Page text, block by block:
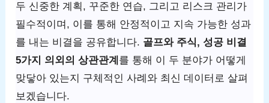
두 신중한 계획, 꾸준한 연습, 그리고 리스크 관리가
필수적이며, 이를 통해 안정적이고 지속 가능한 성과
를 내는 비결을 공유합니다. 골프와 주식, 성공 비결
5가지 의외의 상관관계 를 통해 이 두 분야가 어떻게
맞닿아 있는지 구체적인 사례와 최신 데이터로 살펴
보겠습니다.